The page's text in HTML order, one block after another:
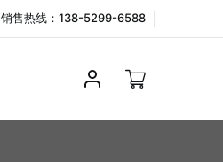
销售热线：138-5299-6588
登录